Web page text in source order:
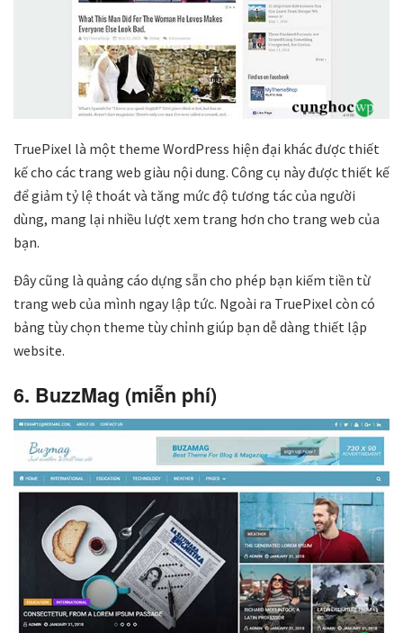
TruePixel là một theme WordPress hiện đại khác được thiết
kế cho các trang web giàu nội dung. Công cụ này được thiết kế
để giảm tỷ lệ thoát và tăng mức độ tương tác của người
dùng, mang lại nhiều lượt xem trang hơn cho trang web của
bạn.
Đây cũng là quảng cáo dựng sẵn cho phép bạn kiếm tiền từ
trang web của mình ngay lập tức. Ngoài ra TruePixel còn có
bảng tùy chọn theme tùy chỉnh giúp bạn dễ dàng thiết lập
website.
6. BuzzMag (miễn phí)